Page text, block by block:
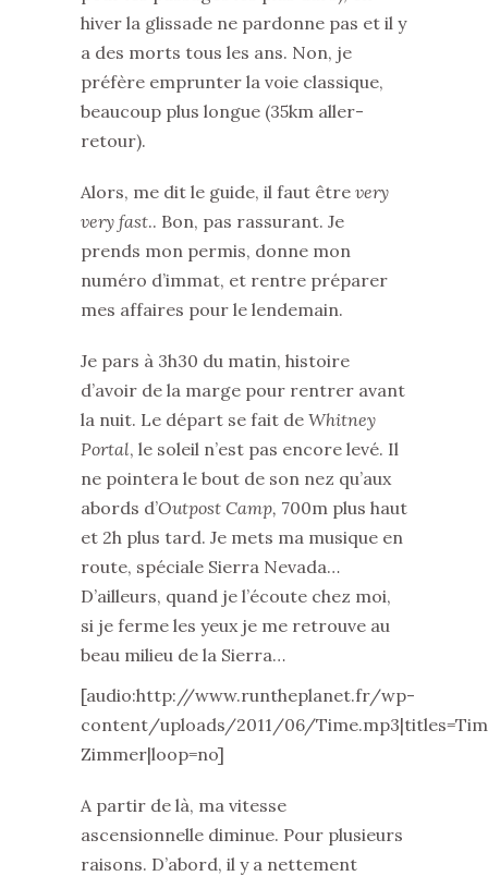
hiver la glissade ne pardonne pas et il y
a des morts tous les ans. Non, je
préfère emprunter la voie classique,
beaucoup plus longue (35km aller-
retour).
Alors, me dit le guide, il faut être very
very fast.. Bon, pas rassurant. Je
prends mon permis, donne mon
numéro d’immat, et rentre préparer
mes affaires pour le lendemain.
Je pars à 3h30 du matin, histoire
d’avoir de la marge pour rentrer avant
la nuit. Le départ se fait de Whitney
Portal, le soleil n’est pas encore levé. Il
ne pointera le bout de son nez qu’aux
abords d’Outpost Camp, 700m plus haut
et 2h plus tard. Je mets ma musique en
route, spéciale Sierra Nevada…
D’ailleurs, quand je l’écoute chez moi,
si je ferme les yeux je me retrouve au
beau milieu de la Sierra…
[audio:http://www.runtheplanet.fr/wp-
content/uploads/2011/06/
Zimmer|loop=no]
A partir de là, ma vitesse
ascensionnelle diminue. Pour plusieurs
raisons. D’abord, il y a nettement